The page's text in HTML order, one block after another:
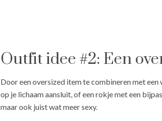
Outfit idee #2: Een
Door een oversized item te combineren met
op je lichaam aansluit, of een rokje met een
maar ook juist wat meer sexy.